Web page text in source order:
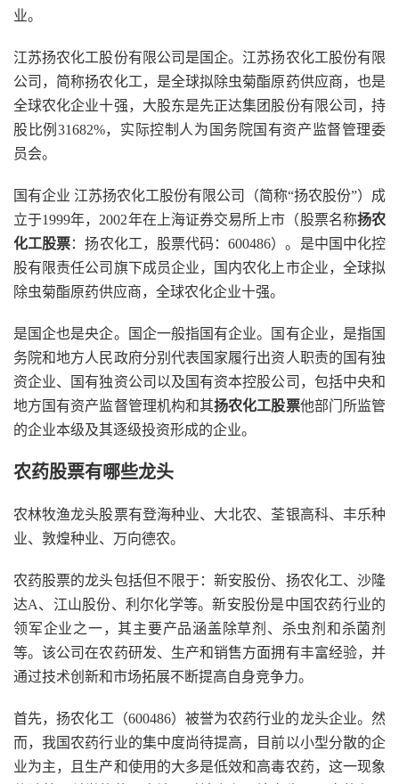
业。
江苏扬农化工股份有限公司是国企。江苏扬农化工股份有限
公司，简称扬农化工，是全球拟除虫菊酯原药供应商，也是
全球农化企业十强，大股东是先正达集团股份有限公司，持
股比例31682%，实际控制人为国务院国有资产监督管理委
员会。
国有企业 江苏扬农化工股份有限公司（简称“扬农股份”）成
立于1999年，2002年在上海证券交易所上市（股票名称扬农
化工股票：扬农化工，股票代码：600486）。是中国中化控
股有限责任公司旗下成员企业，国内农化上市企业，全球拟
除虫菊酯原药供应商，全球农化企业十强。
是国企也是央企。国企一般指国有企业。国有企业，是指国
务院和地方人民政府分别代表国家履行出资人职责的国有独
资企业、国有独资公司以及国有资本控股公司，包括中央和
地方国有资产监督管理机构和其扬农化工股票他部门所监管
的企业本级及其逐级投资形成的企业。
农药股票有哪些龙头
农林牧渔龙头股票有登海种业、大北农、荃银高科、丰乐种
业、敦煌种业、万向德农。
农药股票的龙头包括但不限于：新安股份、扬农化工、沙隆
达A、江山股份、利尔化学等。新安股份是中国农药行业的
领军企业之一，其主要产品涵盖除草剂、杀虫剂和杀菌剂
等。该公司在农药研发、生产和销售方面拥有丰富经验，并
通过技术创新和市场拓展不断提高自身竞争力。
首先，扬农化工（600486）被誉为农药行业的龙头企业。然
而，我国农药行业的集中度尚待提高，目前以小型分散的企
业为主，且生产和使用的大多是低效和高毒农药，这一现象